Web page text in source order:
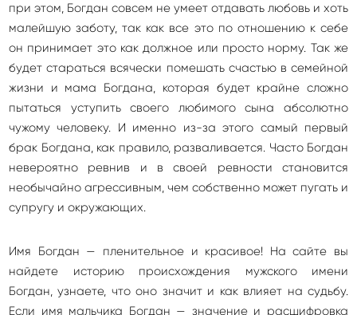
при этом, Богдан совсем не умеет отдавать любовь и хоть
малейшую заботу, так как все это по отношению к себе
он принимает это как должное или просто норму. Так же
будет стараться всячески помешать счастью в семейной
жизни и мама Богдана, которая будет крайне сложно
пытаться уступить своего любимого сына абсолютно
чужому человеку. И именно из-за этого самый первый
брак Богдана, как правило, разваливается. Часто Богдан
невероятно ревнив и в своей ревности становится
необычайно агрессивным, чем собственно может пугать и
супругу и окружающих.
Имя Богдан — пленительное и красивое! На сайте вы
найдете историю происхождения мужского имени
Богдан, узнаете, что оно значит и как влияет на судьбу.
Если имя мальчика Богдан — значение и расшифровка